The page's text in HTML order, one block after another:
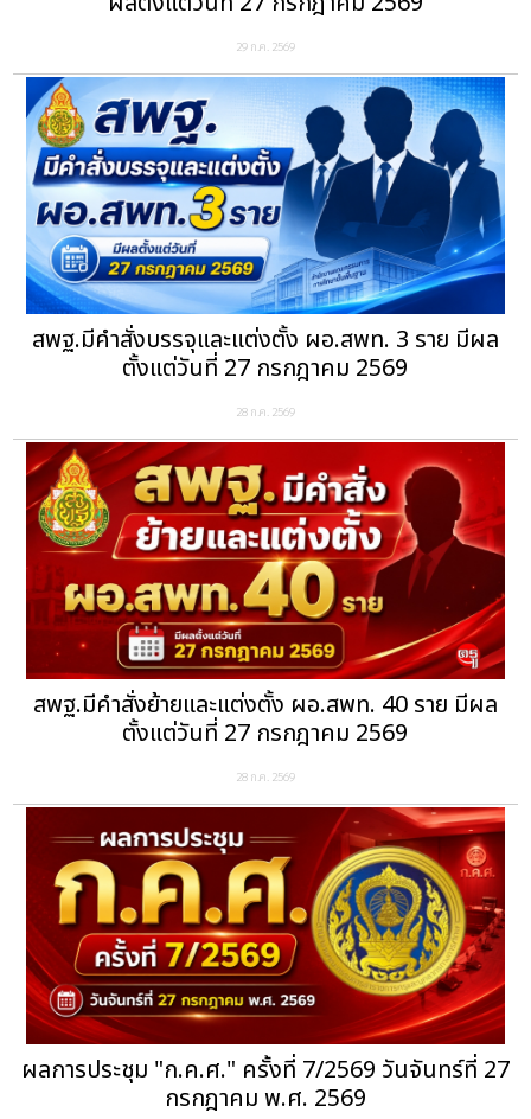
29 ก.ค. 2569
สพฐ.มีคำสั่งบรรจุและแต่งตั้ง ผอ.สพท. 3 ราย มีผล
ตั้งแต่วันที่ 27 กรกฎาคม 2569
28 ก.ค. 2569
สพฐ.มีคำสั่งย้ายและแต่งตั้ง ผอ.สพท. 40 ราย มีผล
ตั้งแต่วันที่ 27 กรกฎาคม 2569
28 ก.ค. 2569
ผลการประชุม "ก.ค.ศ." ครั้งที่ 7/2569 วันจันทร์ที่ 27
กรกฎาคม พ.ศ. 2569